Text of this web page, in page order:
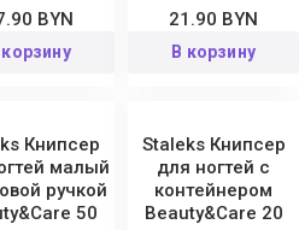
BYN
корзину
21.90 BYN
В корзину
Книпсер
малый
ручкой
50
Staleks Книпсер
для ногтей с
контейнером
Beauty&Care 20